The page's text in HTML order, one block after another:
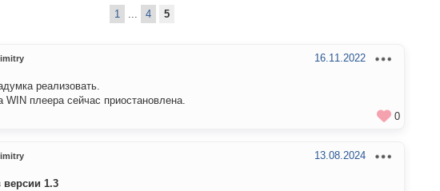
1 ... 4 5
16.11.2022
реализовать.
WIN плеера сейчас приостановлена.
0
13.08.2024
версии 1.3